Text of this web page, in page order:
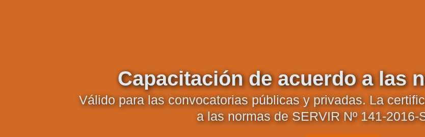
Capacitación de acuerdo a las
Válido para las convocatorias públicas y privadas. La
a las normas de SERVIR Nº 141-2016-